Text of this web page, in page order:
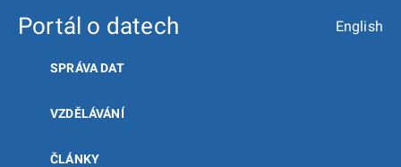
Portál o datech English
SPRÁVA DAT
VZDĚLÁVÁNÍ
ČLÁNKY